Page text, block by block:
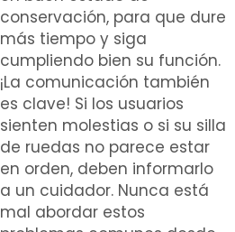
conservación, para que dure
más tiempo y siga
cumpliendo bien su función.
¡La comunicación también
es clave! Si los usuarios
sienten molestias o si su silla
de ruedas no parece estar
en orden, deben informarlo
a un cuidador. Nunca está
mal abordar estos